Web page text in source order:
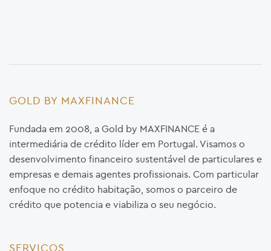
GOLD BY MAXFINANCE
Fundada em 2008, a Gold by MAXFINANCE é a
intermediária de crédito líder em Portugal. Visamos o
desenvolvimento financeiro sustentável de particulares e
empresas e demais agentes profissionais. Com particular
enfoque no crédito habitação, somos o parceiro de
crédito que potencia e viabiliza o seu negócio.
SERVIÇOS